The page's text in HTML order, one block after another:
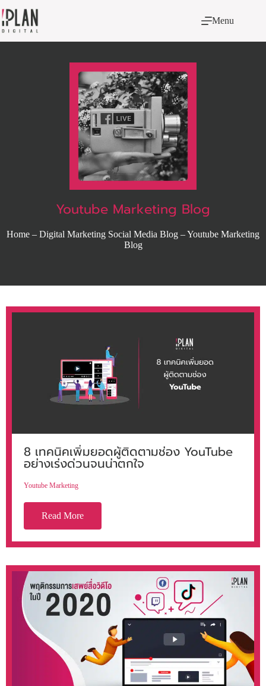
Menu
Youtube Marketing Blog
Home – Digital Marketing Social Media Blog –Youtube Marketing
Blog
8 เทคนิคเพิ่มยอดผู้ติดตามช่อง YouTube
อย่างเร่งด่วนจนน่าตกใจ
Youtube Marketing
Read More